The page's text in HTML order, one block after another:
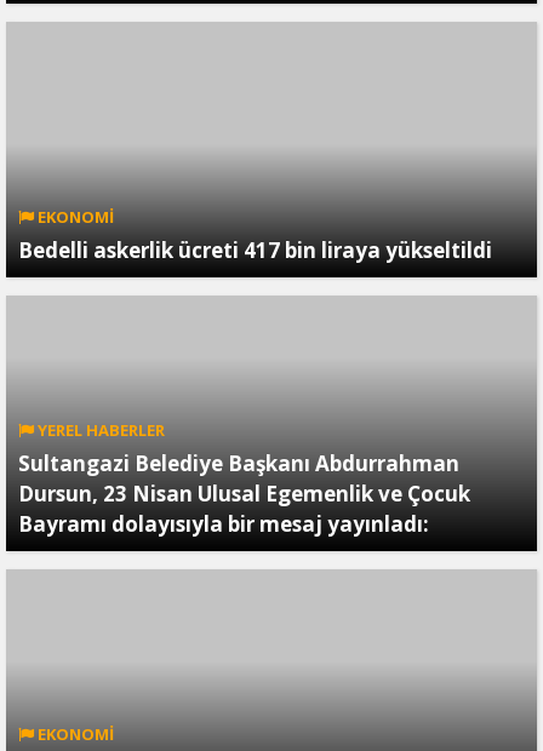
EKONOMİ
Bedelli askerlik ücreti 417 bin liraya yükseltildi
YEREL HABERLER
Sultangazi Belediye Başkanı Abdurrahman
Dursun, 23 Nisan Ulusal Egemenlik ve Çocuk
Bayramı dolayısıyla bir mesaj yayınladı:
EKONOMİ